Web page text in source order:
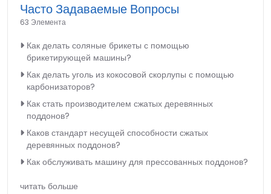
Часто Задаваемые Вопросы
63 Элемента
Как делать соляные брикеты с помощью
брикетирующей машины?
Как делать уголь из кокосовой скорлупы с помощью
карбонизаторов?
Как стать производителем сжатых деревянных
поддонов?
Каков стандарт несущей способности сжатых
деревянных поддонов?
Как обслуживать машину для прессованных поддонов?
читать больше